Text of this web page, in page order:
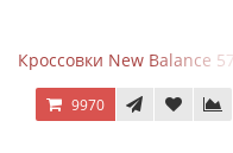
Кроссовки New Balance
9970